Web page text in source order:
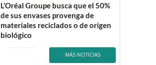
L’Oréal Groupe busca que el 50%
de sus envases provenga de
materiales reciclados o de origen
biológico
MÁS NOTICIAS